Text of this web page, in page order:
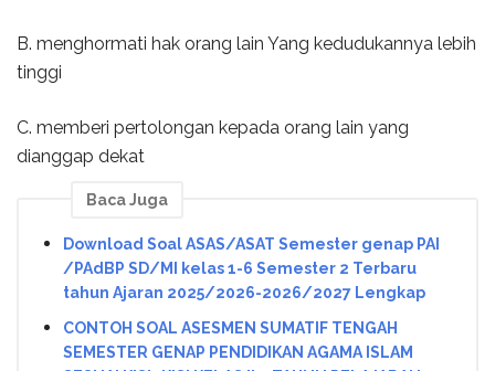
B. menghormati hak orang lain Yang kedudukannya lebih
tinggi
C. memberi pertolongan kepada orang lain yang
dianggap dekat
Baca Juga
Download Soal ASAS/ASAT Semester genap PAI
/PAdBP SD/MI kelas 1-6 Semester 2 Terbaru
tahun Ajaran 2025/2026-2026/2027 Lengkap
CONTOH SOAL ASESMEN SUMATIF TENGAH
SEMESTER GENAP PENDIDIKAN AGAMA ISLAM